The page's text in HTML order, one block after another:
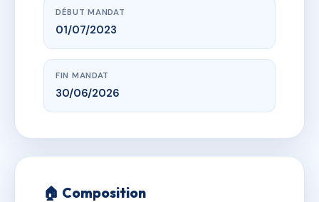
DÉBUT MANDAT
01/07/2023
FIN MANDAT
30/06/2026
🏠 Composition